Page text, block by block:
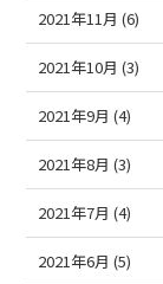
2021年11月 (6)
2021年10月 (3)
2021年9月 (4)
2021年8月 (3)
2021年7月 (4)
2021年6月 (5)